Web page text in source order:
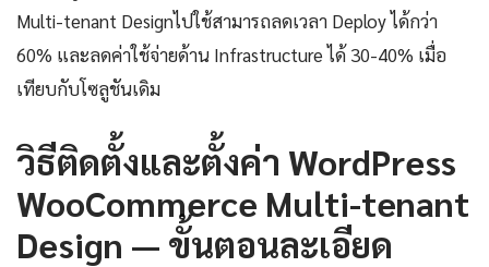
Multi-tenant Designไปใช้สามารถลดเวลา Deploy ได้กว่า
60% และลดค่าใช้จ่ายด้าน Infrastructure ได้ 30-40% เมื่อ
เทียบกับโซลูชันเดิม
วิธีติดตั้งและตั้งค่า WordPress
WooCommerce Multi-tenant
Design — ขั้นตอนละเอียด